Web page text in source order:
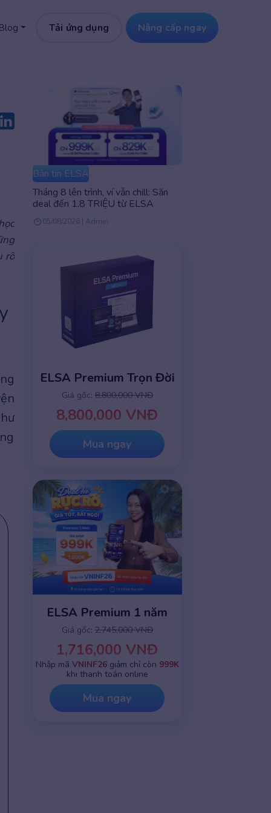
Blog Tải ứng dụng Nâng cấp ngay
rõ
Bản tin ELSA
Tháng 8 lên trình, ví vẫn chill: Săn
deal đến 1.8 TRIỆU từ ELSA
05/08/2026 | Admin
ELSA Premium Trọn Đời
Giá gốc: 8,800,000 VNĐ
8,800,000 VNĐ
Mua ngay
ELSA Premium 1 năm
Giá gốc: 2,745,000 VNĐ
1,716,000 VNĐ
Nhập mã VNINF26giảm chỉ còn 999K
khi thanh toán online
Mua ngay